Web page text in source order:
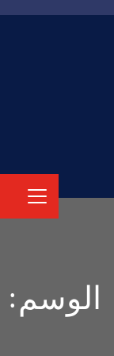
الوسم: